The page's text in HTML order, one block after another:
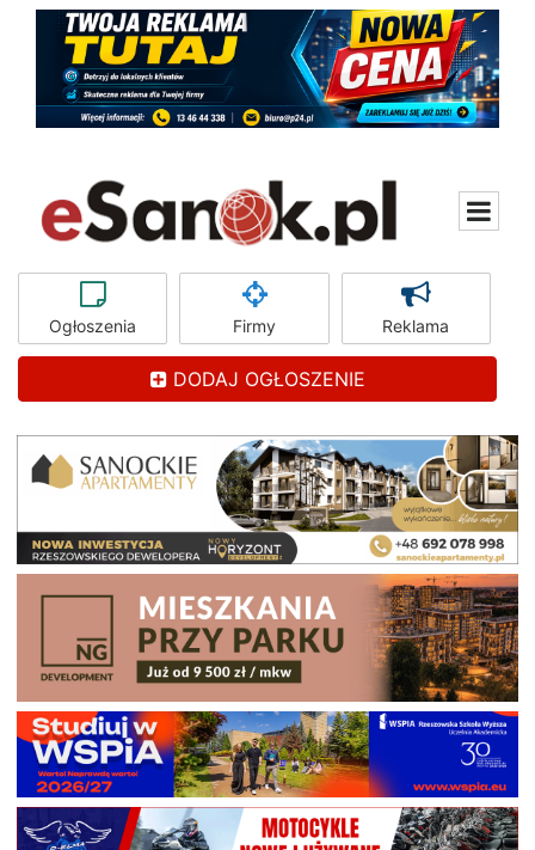
Ogłoszenia Firmy Reklama
DODAJ OGŁOSZENIE